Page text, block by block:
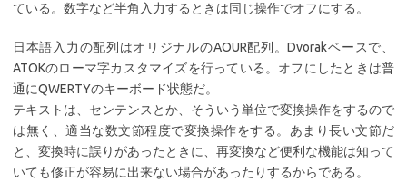
ている。数字など半角入力するときは同じ操作でオフにする。
日本語入力の配列はオリジナルのAOUR配列。Dvorakベースで、
ATOKのローマ字カスタマイズを行っている。オフにしたときは普
通にQWERTYのキーボード状態だ。
テキストは、センテンスとか、そういう単位で変換操作をするので
は無く、適当な数文節程度で変換操作をする。あまり長い文節だ
と、変換時に誤りがあったときに、再変換など便利な機能は知って
いても修正が容易に出来ない場合があったりするからである。